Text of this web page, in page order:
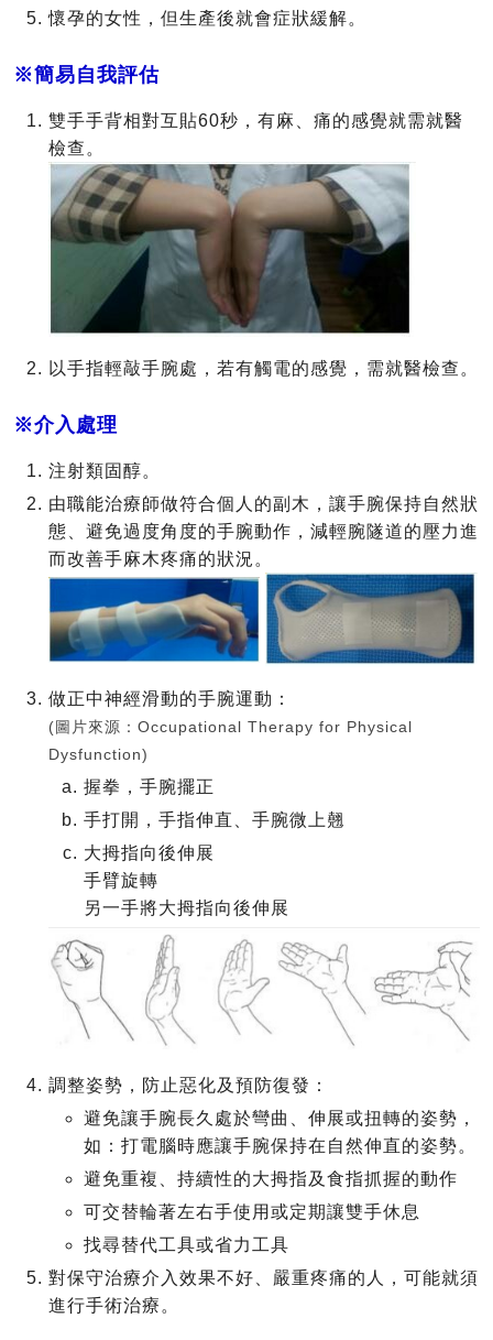
懷孕的女性，但生產後就會症狀緩解。
※簡易自我評估
雙手手背相對互貼60秒，有麻、痛的感覺就需就醫
檢查。
以手指輕敲手腕處，若有觸電的感覺，需就醫檢查。
※介入處理
注射類固醇。
由職能治療師做符合個人的副木，讓手腕保持自然狀
態、避免過度角度的手腕動作，減輕腕隧道的壓力進
而改善手麻木疼痛的狀況。
做正中神經滑動的手腕運動：
(圖片來源：Occupational Therapy for Physical
Dysfunction)
握拳，手腕擺正
手打開，手指伸直、手腕微上翹
大拇指向後伸展
手臂旋轉
另一手將大拇指向後伸展
調整姿勢，防止惡化及預防復發：
避免讓手腕長久處於彎曲、伸展或扭轉的姿勢，
如：打電腦時應讓手腕保持在自然伸直的姿勢。
避免重複、持續性的大拇指及食指抓握的動作
可交替輪著左右手使用或定期讓雙手休息
找尋替代工具或省力工具
對保守治療介入效果不好、嚴重疼痛的人，可能就須
進行手術治療。